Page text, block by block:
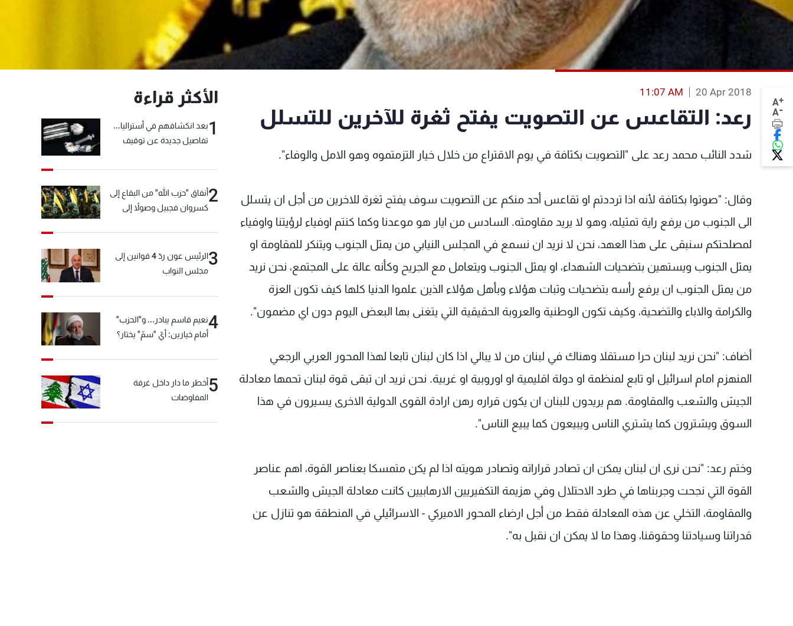
A+
A-
20 Apr 2018
11:07 AM
رعد: التقاعس عن التصويت يفتح ثغرة للآخرين للتسلل
شدد النائب محمد رعد على "التصويت بكثافة في يوم الاقتراع من خلال خيار التزمتموه وهو الامل والوفاء".
وقال: "صوتوا بكثافة لأنه اذا ترددتم او تقاعس أحد منكم عن التصويت سوف يفتح ثغرة للاخرين من أجل ان يتسلل
الى الجنوب من يرفع راية تمثيله، وهو لا يريد مقاومته. السادس من ايار هو موعدنا وكما كنتم اوفياء لرؤيتنا واوفياء
لمصلحتكم سنبقى على هذا العهد، نحن لا نريد ان نسمع في المجلس النيابي من يمثل الجنوب ويتنكر للمقاومة او
يمثل الجنوب ويستهين بتضحيات الشهداء، او يمثل الجنوب ويتعامل مع الجريح وكأنه عالة على المجتمع، نحن نريد
من يمثل الجنوب ان يرفع رأسه بتضحيات وثبات هؤلاء وبأهل هؤلاء الذين علموا الدنيا كلها كيف تكون العزة
والكرامة والاباء والتضحية، وكيف تكون الوطنية والعروبة الحقيقية التي يتغنى بها البعض اليوم دون اي مضمون".
أضاف: "نحن نريد لبنان حرا مستقلا وهناك في لبنان من لا يبالي اذا كان لبنان تابعا لهذا المحور العربي الرجعي
المنهزم امام اسرائيل او تابع لمنظمة او دولة اقليمية او اوروبية او غربية. نحن نريد ان تبقى قوة لبنان تحمها معادلة
الجيش والشعب والمقاومة. هم يريدون للبنان ان يكون قراره رهن ارادة القوى الدولية الاخرى يسيرون في هذا
السوق ويشترون كما يشتري الناس ويبيعون كما يبيع الناس".
وختم رعد: "نحن نرى ان لبنان يمكن ان تصادر قراراته وتصادر هويته اذا لم يكن متمسكا بعناصر القوة، اهم عناصر
القوة التي نجحت وجربناها في طرد الاحتلال وفي هزيمة التكفيريين الارهابيين كانت معادلة الجيش والشعب
والمقاومة، التخلي عن هذه المعادلة فقط من أجل ارضاء المحور الاميركي - الاسرائيلي في المنطقة هو تنازل عن
قدراتنا وسيادتنا وحقوقنا، وهذا ما لا يمكن ان نقبل به".
الأكثر قراءة
1بعد انكشافهم في أستراليا...
تفاصيل جديدة عن توقيف
2أنفاق "حزب الله" من البقاع إلى
كسروان فجبيل وصولاً إلى
3
الرئيس عون ردّ 4 قوانين إلى
مجلس النواب
4نعيم قاسم يبادر... و"الحزب"
أمام خيارين: أيّ "سمّ" يختار؟
5أخطر ما دار داخل غرفة
المفاوضات